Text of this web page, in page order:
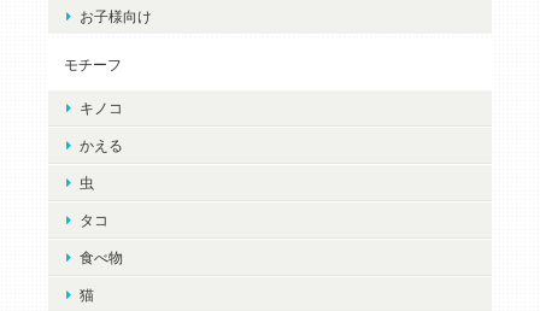
お子様向け
モチーフ
キノコ
かえる
虫
タコ
食べ物
猫